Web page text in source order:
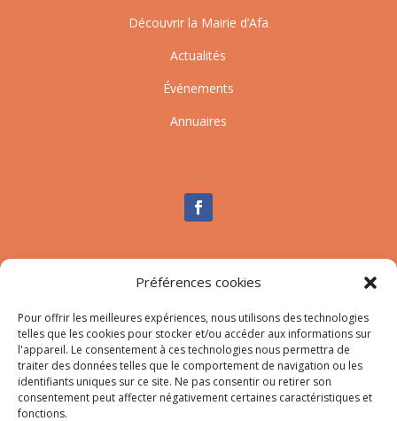
Préférences cookies
Pour offrir les meilleures expériences, nous utilisons des technologies
telles que les cookies pour stocker et/ou accéder aux informations sur
l'appareil. Le consentement à ces technologies nous permettra de
traiter des données telles que le comportement de navigation ou les
identifiants uniques sur ce site. Ne pas consentir ou retirer son
consentement peut affecter négativement certaines caractéristiques et
fonctions.
Découvrir la Mairie d’Afa
Actualités
Événements
Annuaires
Nous contacter
Mail:secretariat-mairie@afa.corsica
Adresse :785 Strada d’Afà – Merria 20167 Afa